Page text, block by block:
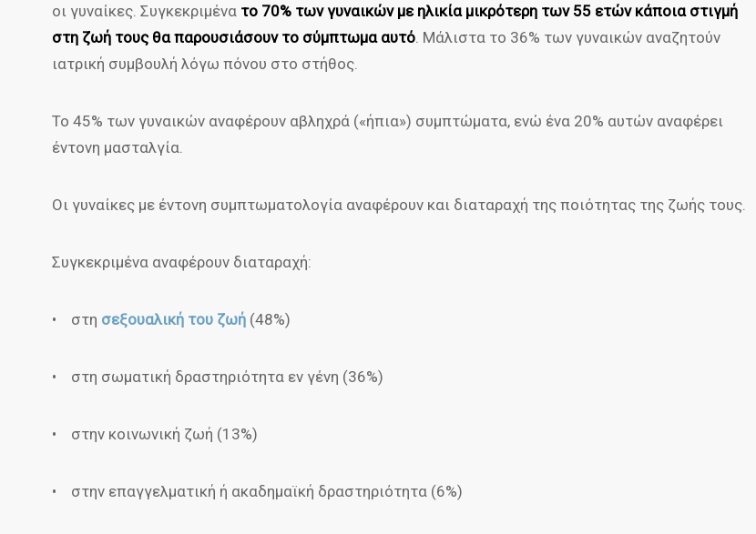
οι γυναίκες. Συγκεκριμένα το 70% των γυναικών με ηλικία μικρότερη των 55 ετών κάποια στιγμή
στη ζωή τους θα παρουσιάσουν το σύμπτωμα αυτό. Μάλιστα το 36% των γυναικών αναζητούν
ιατρική συμβουλή λόγω πόνου στο στήθος.
Το 45% των γυναικών αναφέρουν αβληχρά («ήπια») συμπτώματα, ενώ ένα 20% αυτών αναφέρει
έντονη μασταλγία.
Οι γυναίκες με έντονη συμπτωματολογία αναφέρουν και διαταραχή της ποιότητας της ζωής τους.
Συγκεκριμένα αναφέρουν διαταραχή:
• στη σεξουαλική του ζωή (48%)
• στη σωματική δραστηριότητα εν γένη (36%)
• στην κοινωνική ζωή (13%)
• στην επαγγελματική ή ακαδημαϊκή δραστηριότητα (6%)